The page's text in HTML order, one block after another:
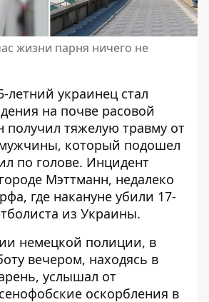
жизни парня ничего не
летний украинец стал
на почве расовой
получил тяжелую травму от
который подошел
по голове. Инцидент
Мэттманн, недалеко
где накануне убили 17-
из Украины.
немецкой полиции, в
вечером, находясь в
услышал от
оскорбления в